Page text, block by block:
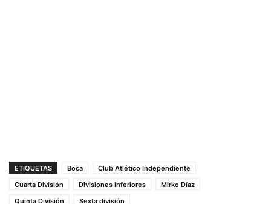
ETIQUETAS Boca
Club Atlético Independiente
Cuarta División
Divisiones Inferiores
Mirko Díaz
Quinta División
Sexta división